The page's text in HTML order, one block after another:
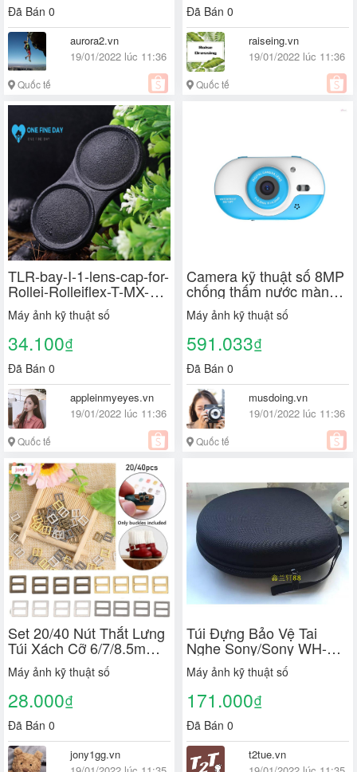
Đã Bán 0
aurora2.vn
19/01/2022 lúc 11:36
Quốc tế
Đã Bán 0
raiseing.vn
19/01/2022 lúc 11:36
Quốc tế
TLR-bay-I-1-lens-cap-for-
Rollei-Rolleiflex-T-MX-
Yashica-124-Minolta-
autocor B0N6 J0E0 L9S3
T6Y9
Máy ảnh kỹ thuật số
34.100₫
Đã Bán 0
appleinmyeyes.vn
19/01/2022 lúc 11:36
Quốc tế
Camera kỹ thuật số 8MP
chống thấm nước màn
hình kép 2.4 Inch IPS HD
tự hẹn giờ cho bé 5s
Máy ảnh kỹ thuật số
591.033₫
Đã Bán 0
musdoing.vn
19/01/2022 lúc 11:36
Quốc tế
Set 20/40 Nút Thắt Lưng
Túi Xách Cỡ 6/7/8.5mm
Mini 4 Màu Chất Lượng
Cao Diy
Máy ảnh kỹ thuật số
28.000₫
Đã Bán 0
jony1gg.vn
Túi Đựng Bảo Vệ Tai
Nghe Sony/Sony WH-
XB700 WH-XB900N WH-
CH510 + b612
Máy ảnh kỹ thuật số
171.000₫
Đã Bán 0
t2tue.vn